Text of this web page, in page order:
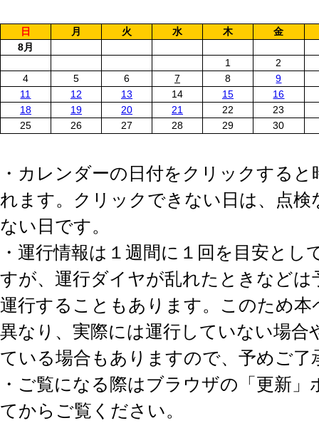
日 月 火 水 木
金
8月
1
2
4
5 6 7 8
9
11
12 13 14 15
16
18
19 20 21 22
23
25
26 27 28 29 30
・カレンダーの日付をクリックすると
れます。クリックできない日は、点検
ない日です。
・運行情報は１週間に１回を目安とし
すが、運行ダイヤが乱れたときなどは
運行することもあります。このため本
異なり、実際には運行していない場合
ている場合もありますので、予めご了
・ご覧になる際はブラウザの「更新」
てからご覧ください。